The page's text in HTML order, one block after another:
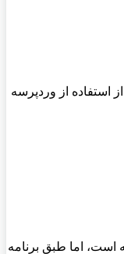
از وردپرسه
است، اما طبق برنامه